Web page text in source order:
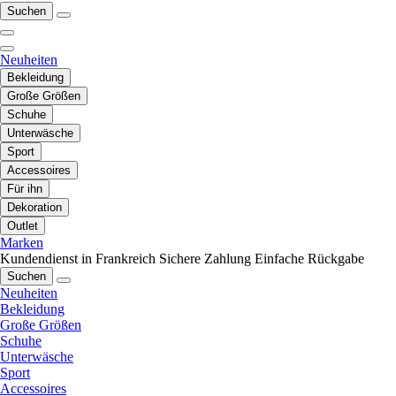
Suchen
Neuheiten
Bekleidung
Große Größen
Schuhe
Unterwäsche
Sport
Accessoires
Für ihn
Dekoration
Outlet
Marken
Kundendienst in Frankreich Sichere Zahlung Einfache Rückgabe
Suchen
Neuheiten
Bekleidung
Große Größen
Schuhe
Unterwäsche
Sport
Accessoires